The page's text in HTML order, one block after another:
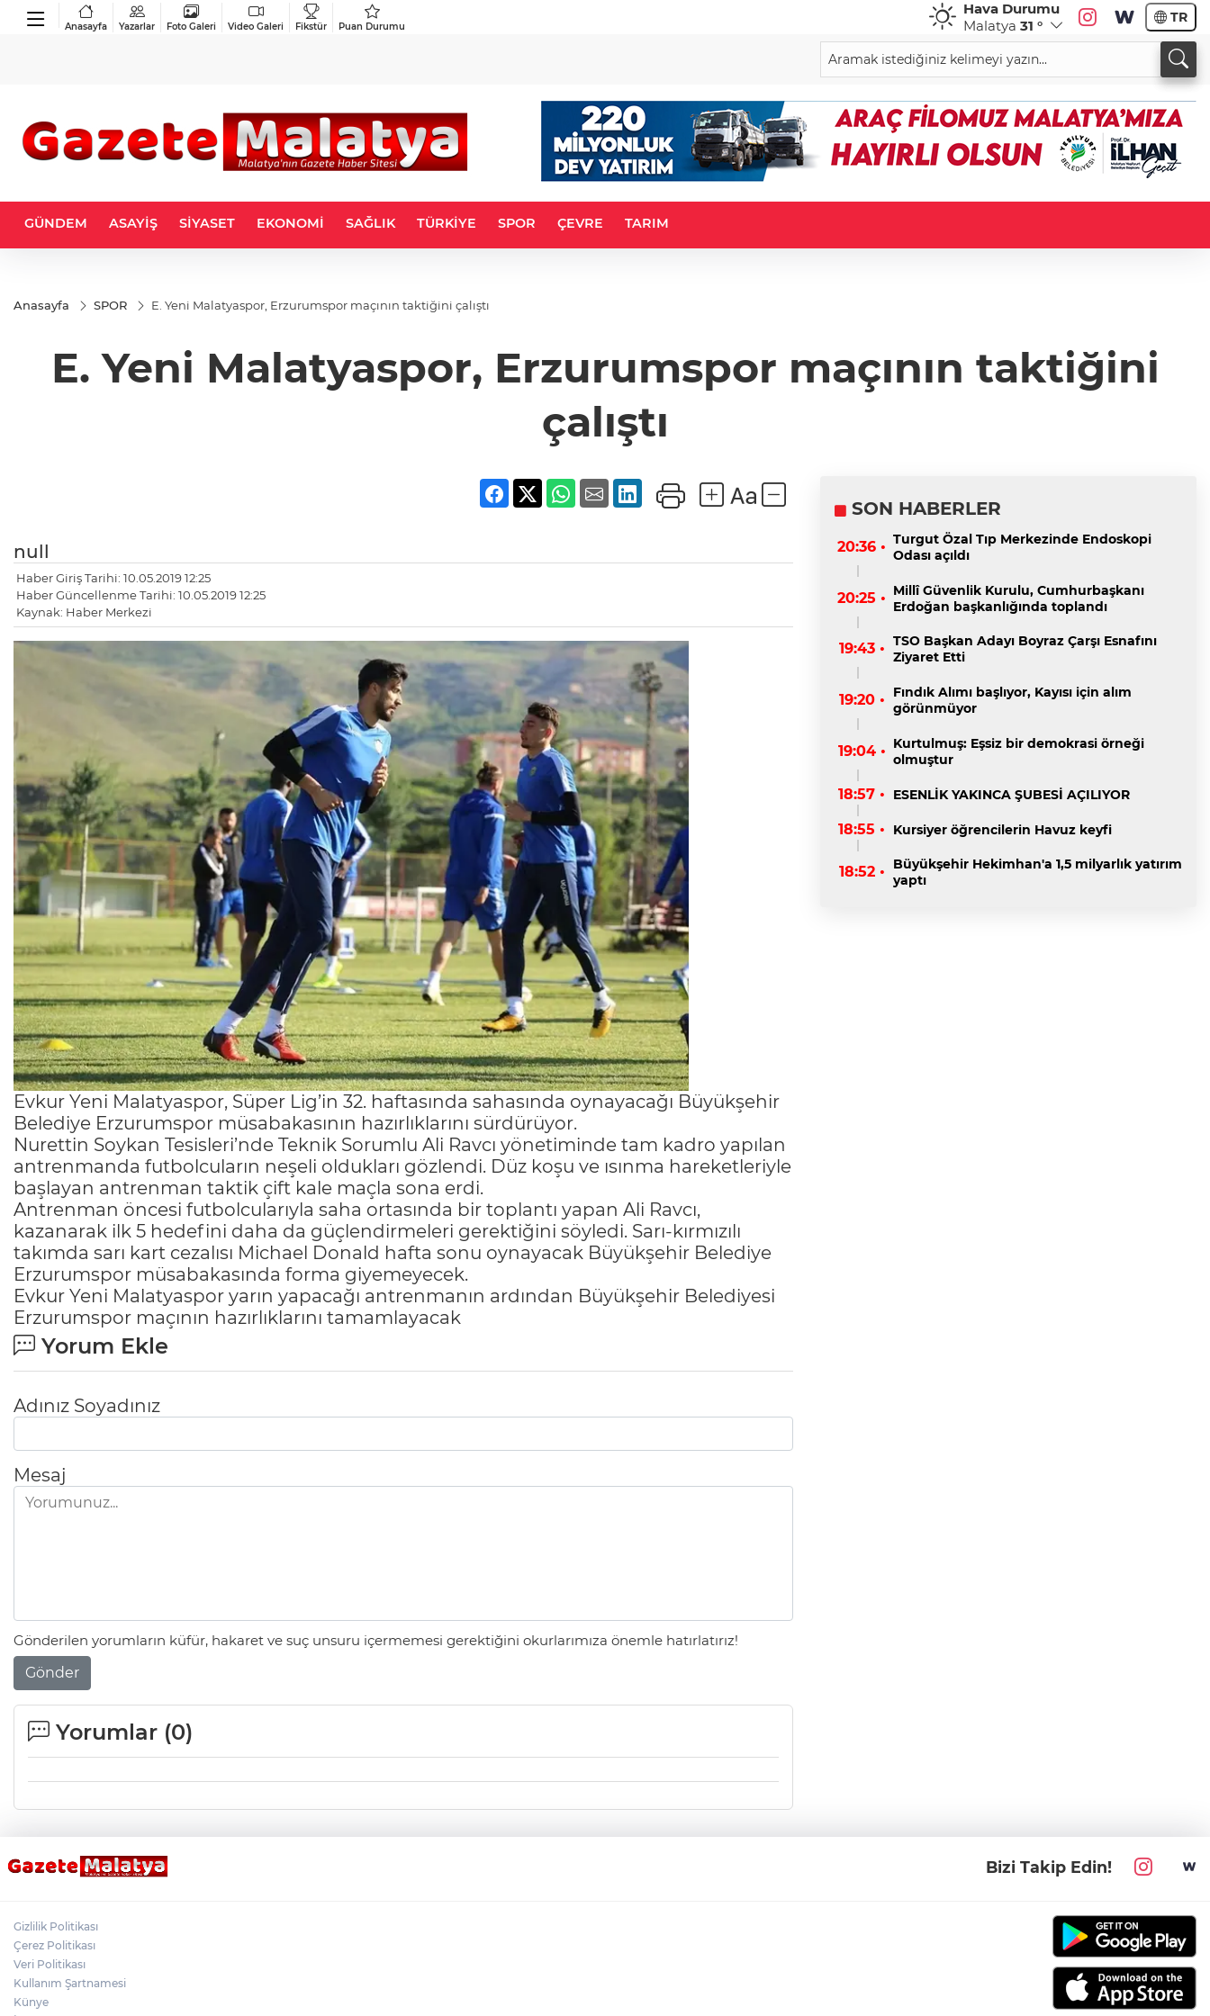
Anasayfa Yazarlar Foto Galeri Video Galeri Fikstür Puan Durumu
Hava Durumu
Malatya 31 ° TR
GÜNDEM ASAYİŞ SİYASET EKONOMİ SAĞLIK TÜRKİYE SPOR ÇEVRE TARIM
Anasayfa SPOR E. Yeni Malatyaspor, Erzurumspor maçının taktiğini çalıştı
E. Yeni Malatyaspor, Erzurumspor maçının taktiğini
çalıştı
null
Haber Giriş Tarihi: 10.05.2019 12:25
Haber Güncellenme Tarihi: 10.05.2019 12:25
Kaynak: Haber Merkezi
Evkur Yeni Malatyaspor, Süper Lig’in 32. haftasında sahasında oynayacağı Büyükşehir
Belediye Erzurumspor müsabakasının hazırlıklarını sürdürüyor.
Nurettin Soykan Tesisleri’nde Teknik Sorumlu Ali Ravcı yönetiminde tam kadro yapılan
antrenmanda futbolcuların neşeli oldukları gözlendi. Düz koşu ve ısınma hareketleriyle
başlayan antrenman taktik çift kale maçla sona erdi.
Antrenman öncesi futbolcularıyla saha ortasında bir toplantı yapan Ali Ravcı,
kazanarak ilk 5 hedefini daha da güçlendirmeleri gerektiğini söyledi. Sarı-kırmızılı
takımda sarı kart cezalısı Michael Donald hafta sonu oynayacak Büyükşehir Belediye
Erzurumspor müsabakasında forma giyemeyecek.
Evkur Yeni Malatyaspor yarın yapacağı antrenmanın ardından Büyükşehir Belediyesi
Erzurumspor maçının hazırlıklarını tamamlayacak
Yorum Ekle
Adınız Soyadınız
Mesaj
Gönderilen yorumların küfür, hakaret ve suç unsuru içermemesi gerektiğini okurlarımıza önemle hatırlatırız!
Gönder
Yorumlar (0)
SON HABERLER
20:36 • Turgut Özal Tıp Merkezinde Endoskopi
Odası açıldı
20:25 • Millî Güvenlik Kurulu, Cumhurbaşkanı
Erdoğan başkanlığında toplandı
19:43 • TSO Başkan Adayı Boyraz Çarşı Esnafını
Ziyaret Etti
19:20 •
Fındık Alımı başlıyor, Kayısı için alım
görünmüyor
19:04 • Kurtulmuş: Eşsiz bir demokrasi örneği
olmuştur
18:57 • ESENLİK YAKINCA ŞUBESİ AÇILIYOR
18:55 • Kursiyer öğrencilerin Havuz keyfi
18:52 •
Büyükşehir Hekimhan'a 1,5 milyarlık yatırım
yaptı
Bizi Takip Edin!
Gizlilik Politikası
Çerez Politikası
Veri Politikası
Kullanım Şartnamesi
Künye